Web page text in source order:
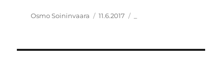
c
b
it
r
ai k
d
at
A
e
r
Kirjoittaja
Osmo Soininvaara Julkaistu
11.6.2017